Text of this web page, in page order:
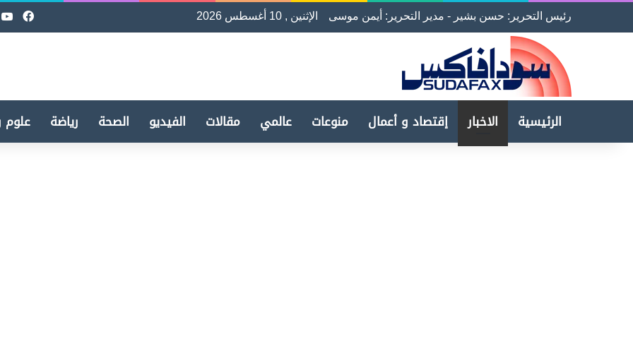
رئيس التحرير: حسن بشير - مدير التحرير: أيمن موسى الإثنين , 10 أغسطس 2026
الرئيسية الاخبار إقتصاد و أعمال منوعات عالمي مقالات الفيديو الصحة رياضة علوم